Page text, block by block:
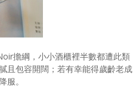
擔綱，小小酒櫃裡半數都遭此類
且包容開闊；若有幸能得歲齡老成
。